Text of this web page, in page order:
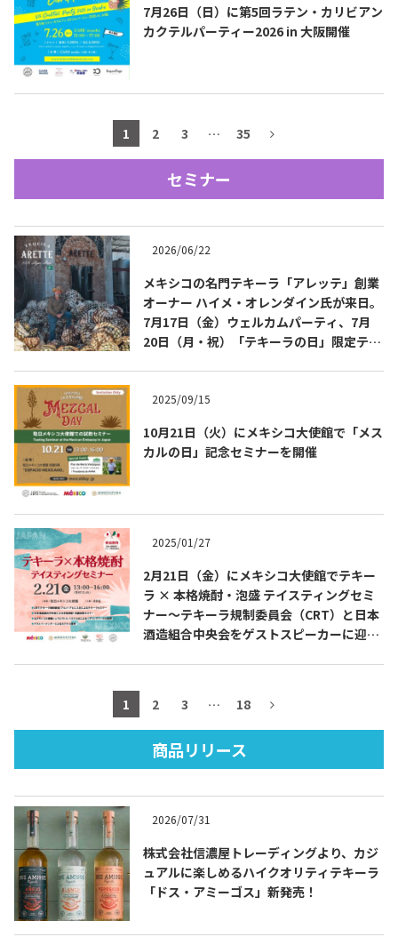
メキシコ旅行
メキシコの記念日
お問合せ
Contact
テキーラ・メスカルが飲める
Bar & Restaurant
Tequila Journal SNS 在日メキシコ大使館 SNS
About
テキーラのつくり方 テキーラマーケット
テキーラの飲み方
7月26日（日）に第5回ラテン・カリビアン
カクテルパーティー2026 in 大阪開催
1 2 3 … 35
セミナー
2026/06/22
メキシコの名門テキーラ「アレッテ」創業
オーナー ハイメ・オレンダイン氏が来日。
7月17日（金）ウェルカムパーティ、7月
20日（月・祝）「テキーラの日」限定テイ
2025/09/15
10月21日（火）にメキシコ大使館で「メス
カルの日」記念セミナーを開催
2025/01/27
2月21日（金）にメキシコ大使館でテキー
ラ × 本格焼酎・泡盛 テイスティングセミ
ナー～テキーラ規制委員会（CRT）と日本
酒造組合中央会をゲストスピーカーに迎え
1 2 3 … 18
商品リリース
2026/07/31
株式会社信濃屋トレーディングより、カジ
ュアルに楽しめるハイクオリティテキーラ
「ドス・アミーゴス」新発売！